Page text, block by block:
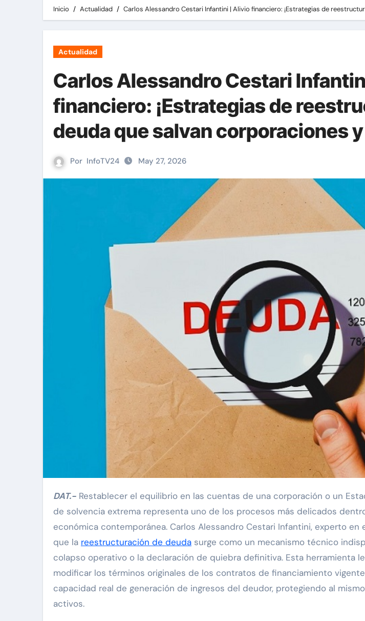
Inicio Actualidad Carlos Alessandro Cestari Infantini | Alivio financiero: ¡Estrategias de
Actualidad
Carlos Alessandro Cestari
financiero: ¡Estrategias de
deuda que salvan corporaciones
Por InfoTV24 May 27, 2026
DAT.- Restablecer el equilibrio en las cuentas de una corporación o un
de solvencia extrema representa uno de los procesos más delicados
económica contemporánea. Carlos Alessandro Cestari Infantini, experto en
que la reestructuración de deuda surge como un mecanismo técnico
colapso operativo o la declaración de quiebra definitiva. Esta herramienta
modificar los términos originales de los contratos de financiamiento
capacidad real de generación de ingresos del deudor, protegiendo al
activos.